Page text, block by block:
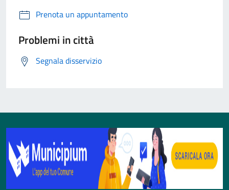
Prenota un appuntamento
Problemi in città
Segnala disservizio